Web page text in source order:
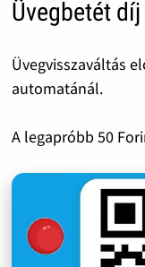
Üvegbetét díj
Üvegvisszaváltás
automatánál.
A legapróbb 50